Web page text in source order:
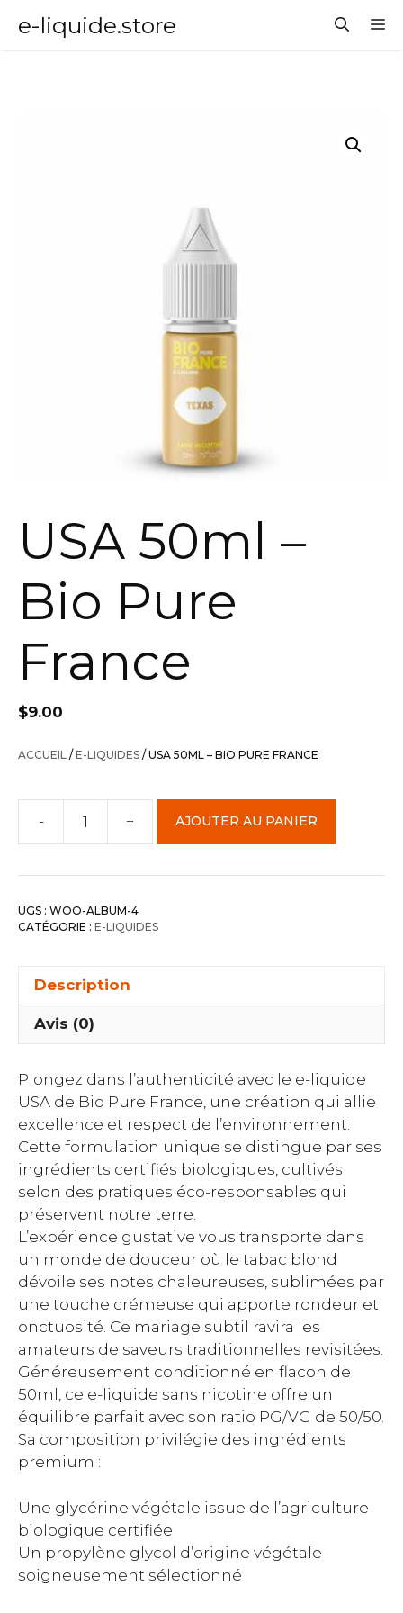
e-liquide.store
USA 50ml –
Bio Pure
France
$9.00
ACCUEIL /E-LIQUIDES / USA 50ML – BIO PURE FRANCE
-
quantité
USA
-
+ AJOUTER AU PANIER
UGS : WOO-ALBUM-4
CATÉGORIE : E-LIQUIDES
Description
Avis (0)
Plongez dans l’authenticité avec le e-liquide
USA de Bio Pure France, une création qui allie
excellence et respect de l’environnement.
Cette formulation unique se distingue par ses
ingrédients certifiés biologiques, cultivés
selon des pratiques éco-responsables qui
préservent notre terre.
L’expérience gustative vous transporte dans
un monde de douceur où le tabac blond
dévoile ses notes chaleureuses, sublimées par
une touche crémeuse qui apporte rondeur et
onctuosité. Ce mariage subtil ravira les
amateurs de saveurs traditionnelles revisitées.
Généreusement conditionné en flacon de
50ml, ce e-liquide sans nicotine offre un
équilibre parfait avec son ratio PG/VG de 50/50.
Sa composition privilégie des ingrédients
premium :
Une glycérine végétale issue de l’agriculture
biologique certifiée
Un propylène glycol d’origine végétale
soigneusement sélectionné